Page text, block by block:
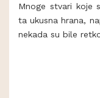
Mnoge stvari koje
ta ukusna hrana,
nekada su bile